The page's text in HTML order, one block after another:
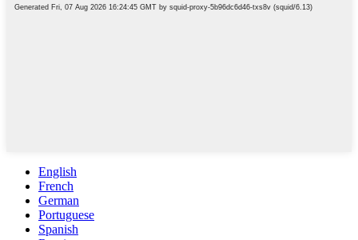
English
French
German
Portuguese
Spanish